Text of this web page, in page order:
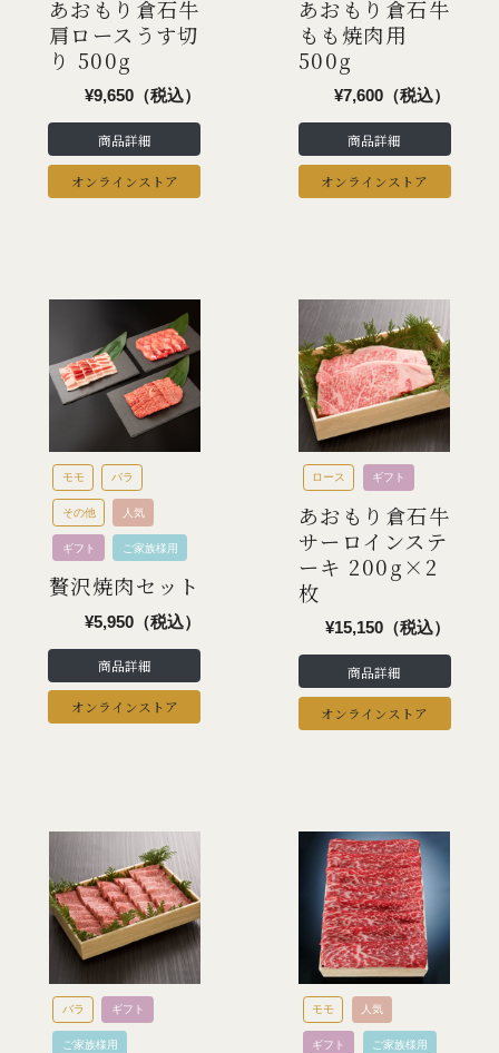
あおもり倉石牛
肩ロースうす切
り 500g
¥9,650（税込）
商品詳細
オンラインストア
あおもり倉石牛
もも焼肉用
500g
¥7,600（税込）
商品詳細
オンラインストア
モモ バラ
その他 人気
ギフト ご家族様用
贅沢焼肉セット
¥5,950（税込）
商品詳細
オンラインストア
ロース ギフト
あおもり倉石牛
サーロインステ
ーキ 200g×2
枚
¥15,150（税込）
商品詳細
オンラインストア
バラ ギフト
ご家族様用
モモ 人気
ギフト ご家族様用